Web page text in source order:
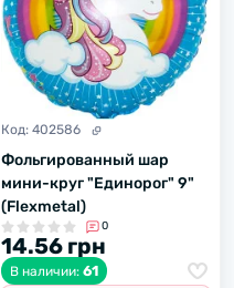
Код: 402586
Фольгированный шар
мини-круг "Единорог" 9"
(Flexmetal)
0
14.56 грн
В наличии: 61